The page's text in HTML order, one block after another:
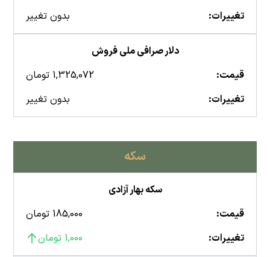
تغییرات:
بدون تغییر
دلار صرافی ملی فروش
قیمت:
1,325,072 تومان
تغییرات:
بدون تغییر
سکه
سکه بهار آزادی
قیمت:
185,000 تومان
تغییرات:
1,000 تومان